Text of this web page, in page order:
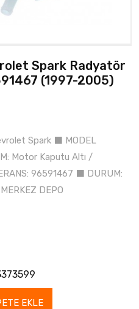
Spark Radyatör
(1997-2005)
Spark ⬛ MODEL
Motor Kaputu Altı /
96591467 ⬛ DURUM:
DEPO
EKLE